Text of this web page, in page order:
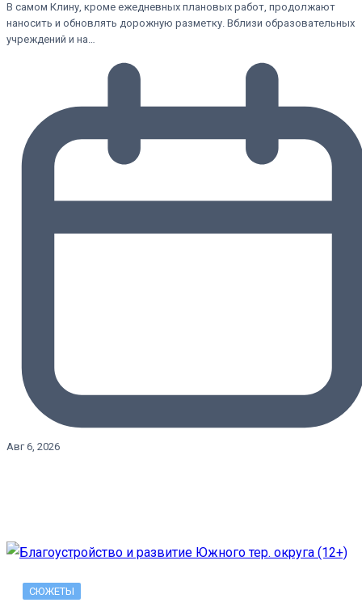
В самом Клину, кроме ежедневных плановых работ, продолжают
наносить и обновлять дорожную разметку. Вблизи образовательных
учреждений и на…
Авг 6, 2026
СЮЖЕТЫ